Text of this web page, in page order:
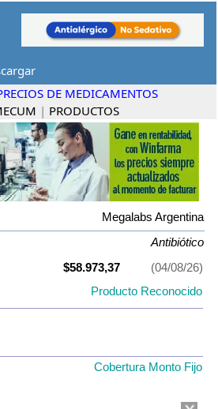
DE MEDICAMENTOS
| PRODUCTOS
Megalabs Argentina
Antibiótico
$58.973,37
(04/08/26)
Producto Reconocido
Cobertura Monto Fijo